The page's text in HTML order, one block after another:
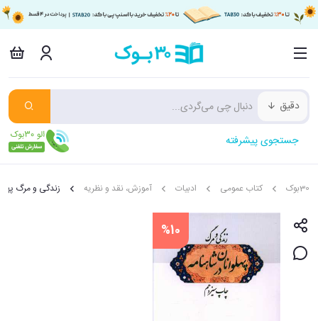
دقیق
جستجوی پیشرفته
30بوک کتاب عمومی ادبیات آموزش، نقد و نظریه زندگی و مرگ
%10